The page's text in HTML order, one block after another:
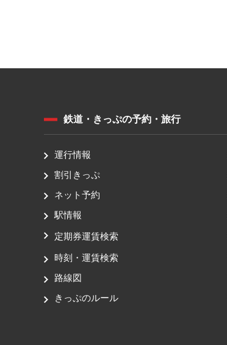
鉄道・きっぷの予約・旅行
運行情報
割引きっぷ
ネット予約
駅情報
定期券運賃検索
時刻・運賃検索
路線図
きっぷのルール